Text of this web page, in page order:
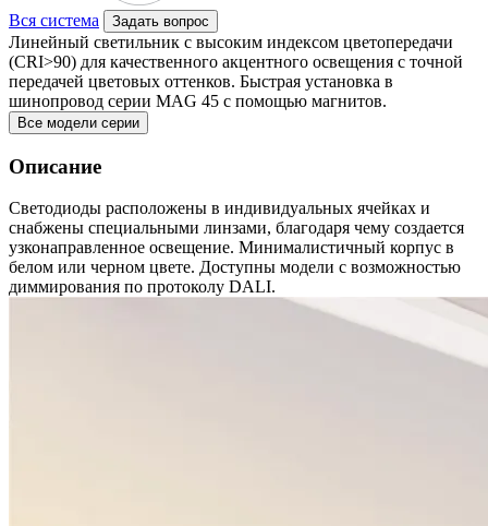
Вся система Задать вопрос
Линейный светильник с высоким индексом цветопередачи
(CRI>90) для качественного акцентного освещения с точной
передачей цветовых оттенков. Быстрая установка в
шинопровод серии MAG 45 с помощью магнитов.
Все модели серии
Описание
Светодиоды расположены в индивидуальных ячейках и
снабжены специальными линзами, благодаря чему создается
узконаправленное освещение. Минималистичный корпус в
белом или черном цвете. Доступны модели с возможностью
диммирования по протоколу DALI.